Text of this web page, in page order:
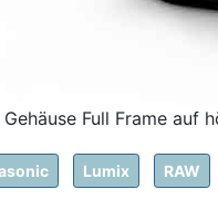
Full Frame auf
Lumix RAW